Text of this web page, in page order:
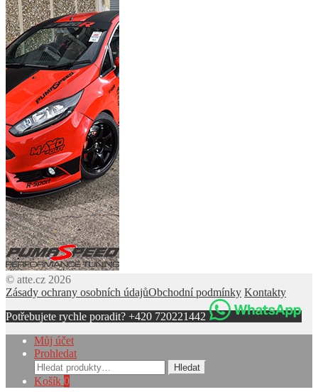
© atte.cz 2026
Zásady ochrany osobních údajůObchodní podmínky Kontakty
Potřebujete rychle poradit? +420 720221442
Můj účet
Prohledat
Hledat:
Hledat
Košík 0